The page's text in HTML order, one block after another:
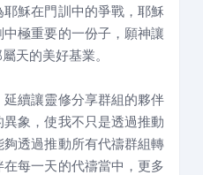
穌在門訓中的爭戰，耶穌
極重要的一份子，願神讓
天的美好基業。
續讓靈修分享群組的夥伴
象，使我不只是透過推動
透過推動所有代禱群組轉
每一天的代禱當中，更多